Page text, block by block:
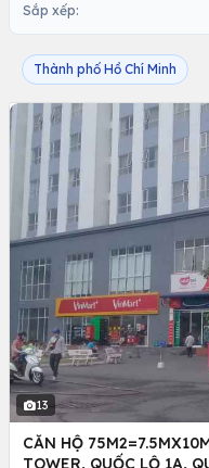
Sắp xếp:
Thành phố Hồ Chí Minh
13
CĂN HỘ
TOWER, QUỐC LỘ 1A,